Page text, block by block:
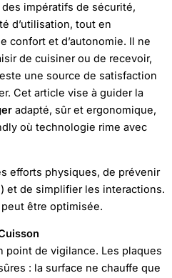
impératifs de sécurité,
d’utilisation, tout en
confort et d’autonomie. Il ne
de cuisiner ou de recevoir,
une source de satisfaction
Cet article vise à guider la
adapté, sûr et ergonomique,
où technologie rime avec
efforts physiques, de prévenir
et de simplifier les interactions.
être optimisée.
point de vigilance. Les plaques
: la surface ne chauffe que